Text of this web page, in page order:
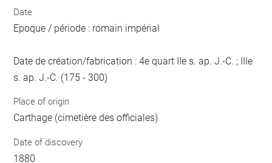
Date
Epoque / période : romain impérial
Date de création/fabrication : 4e quart IIe s. ap. J.-C. ; IIIe
s. ap. J.-C. (175 - 300)
Place of origin
Carthage (cimetière des officiales)
Date of discovery
1880